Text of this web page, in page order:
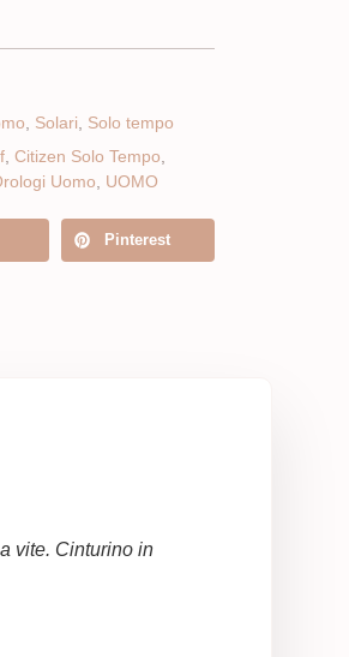
Solari
Solo tempo
Citizen Solo Tempo
Uomo UOMO
Pinterest
vite. Cinturino in